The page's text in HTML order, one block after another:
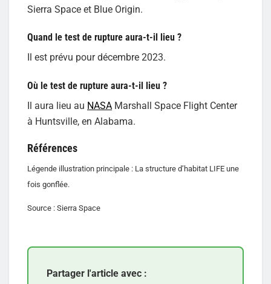
Sierra Space et Blue Origin.
Quand le test de rupture aura-t-il lieu ?
Il est prévu pour décembre 2023.
Où le test de rupture aura-t-il lieu ?
Il aura lieu au NASA Marshall Space Flight Center
à Huntsville, en Alabama.
Références
Légende illustration principale : La structure d’habitat LIFE une
fois gonflée.
Source : Sierra Space
Partager l'article avec :